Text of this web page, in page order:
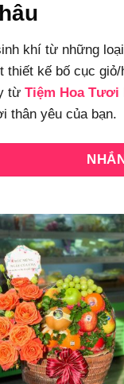
khí từ những
kế bố cục giỏ/
từ Tiệm Hoa Tươi
thân yêu của bạn.